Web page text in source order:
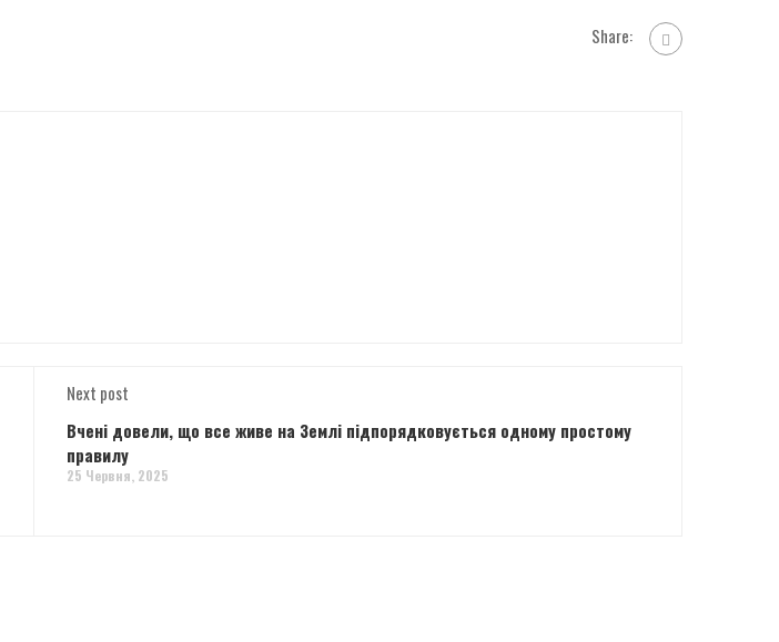
Share:
Next post
Вчені довели, що все живе на Землі підпорядковується одному простому
правилу
25 Червня, 2025